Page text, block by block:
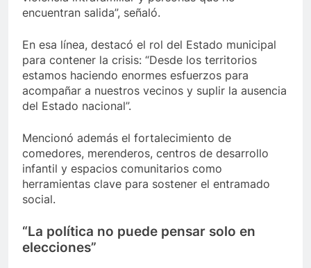
encuentran salida”, señaló.
En esa línea, destacó el rol del Estado municipal
para contener la crisis: “Desde los territorios
estamos haciendo enormes esfuerzos para
acompañar a nuestros vecinos y suplir la ausencia
del Estado nacional”.
Mencionó además el fortalecimiento de
comedores, merenderos, centros de desarrollo
infantil y espacios comunitarios como
herramientas clave para sostener el entramado
social.
“La política no puede pensar solo en
elecciones”